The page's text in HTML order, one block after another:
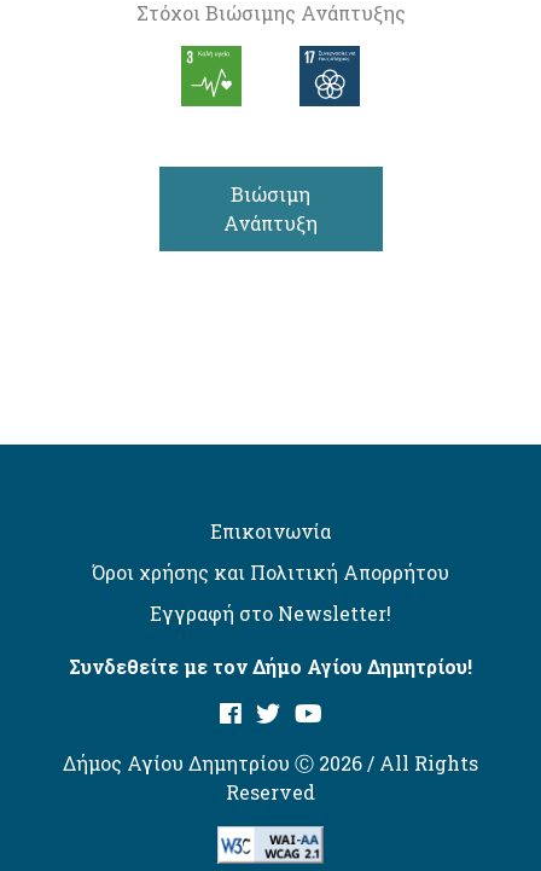
Στόχοι Βιώσιμης Ανάπτυξης
Βιώσιμη
Ανάπτυξη
Επικοινωνία
Όροι χρήσης και Πολιτική Απορρήτου
Εγγραφή στο Newsletter!
Συνδεθείτε με τον Δήμο Αγίου Δημητρίου!
Δήμος Αγίου Δημητρίου Ⓒ 2026 / All Rights
Reserved